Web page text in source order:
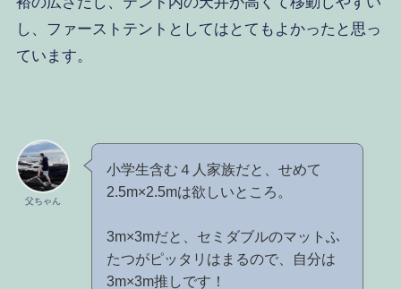
し、ファーストテントとしてはとてもよかったと思っ
ています。
父ちゃん
小学生含む４人家族だと、せめて
2.5m×2.5mは欲しいところ。
3m×3mだと、セミダブルのマットふ
たつがピッタリはまるので、自分は
3m×3m推しです！